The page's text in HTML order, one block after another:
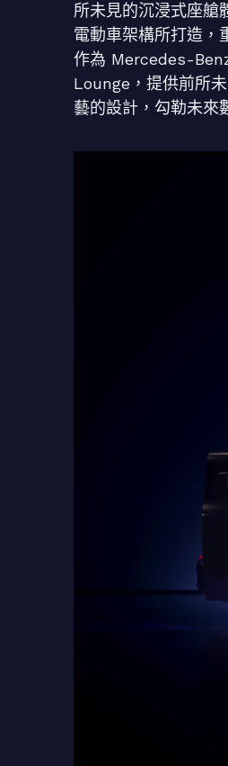
所未見的沉浸式座
電動車架構所打造，
作為 Mercedes-
Lounge，提供前所
藝的設計，勾勒未來